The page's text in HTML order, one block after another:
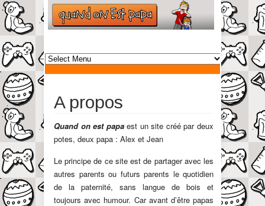
A propos
Quand on est papaest un site créé par deux
potes, deux papa : Alex et Jean
Le principe de ce site est de partager avec les
autres parents ou futurs parents le quotidien
de la paternité, sans langue de bois et
toujours avec humour. Car avant d’être papas